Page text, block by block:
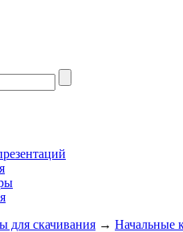
для скачивания → Начальные